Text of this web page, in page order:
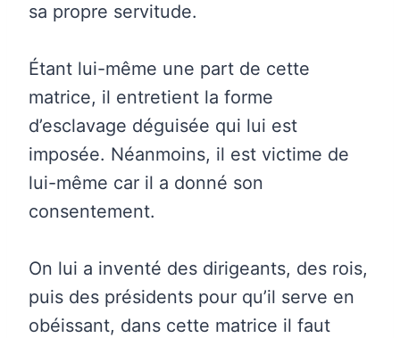
sa propre servitude.
Étant lui-même une part de cette
matrice, il entretient la forme
d’esclavage déguisée qui lui est
imposée. Néanmoins, il est victime de
lui-même car il a donné son
consentement.
On lui a inventé des dirigeants, des rois,
puis des présidents pour qu’il serve en
obéissant, dans cette matrice il faut